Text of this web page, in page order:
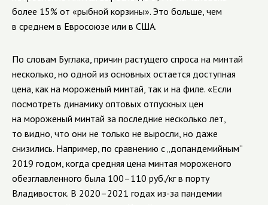
более 15% от «рыбной корзины». Это больше, чем
в среднем в Евросоюзе или в США.
По словам Буглака, причин растущего спроса на минтай
несколько, но одной из основных остается доступная
цена, как на мороженый минтай, так и на филе. «Если
посмотреть динамику оптовых отпускных цен
на мороженый минтай за последние несколько лет,
то видно, что они не только не выросли, но даже
снизились. Например, по сравнению с „допандемийным“
2019 годом, когда средняя цена минтая мороженого
обезглавленного была 100–110 руб./кг в порту
Владивосток. В 2020–2021 годах из-за пандемии